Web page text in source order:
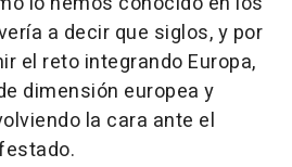
a decir que siglos, y por
el reto integrando Europa,
dimensión europea y
la cara ante el